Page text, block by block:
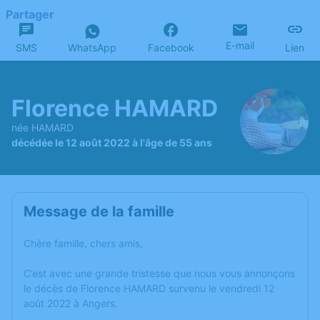
Partager
SMS WhatsApp Facebook E-mail Lien
Florence HAMARD
née HAMARD
décédée le 12 août 2022 à l'âge de 55 ans
Message de la famille
Chère famille, chers amis,
C’est avec une grande tristesse que nous vous annonçons
le décès de Florence HAMARD survenu le vendredi 12
août 2022 à Angers.